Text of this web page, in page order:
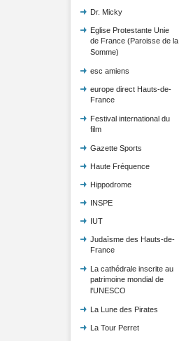
Dr. Micky
Eglise Protestante Unie
de France (Paroisse de la
Somme)
esc amiens
europe direct Hauts-de-
France
Festival international du
film
Gazette Sports
Haute Fréquence
Hippodrome
INSPE
IUT
Judaïsme des Hauts-de-
France
La cathédrale inscrite au
patrimoine mondial de
l'UNESCO
La Lune des Pirates
La Tour Perret